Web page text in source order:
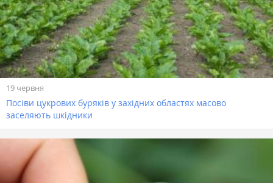
19 червня
Посіви цукрових буряків у західних областях масово
заселяють шкідники